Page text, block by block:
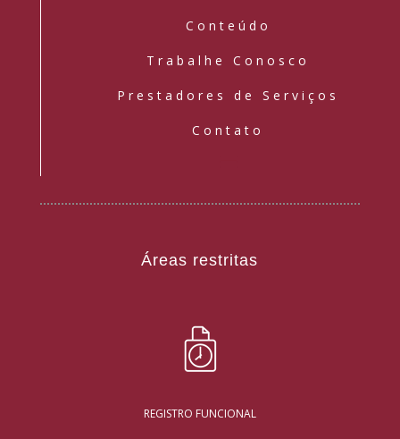
Conteúdo
Trabalhe Conosco
Prestadores de Serviços
Contato
Áreas restritas
REGISTRO FUNCIONAL